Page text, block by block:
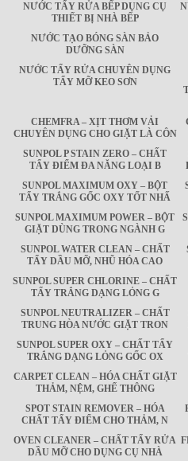
NƯỚC TẨY RỬA BẾP DỤNG CỤ
THIẾT BỊ NHÀ BẾP
NƯỚC TẠO BÓNG SÀN BẢO
DƯỠNG SÀN
NƯỚC TẨY RỬA CHUYÊN DỤNG
TẨY MỠ KEO SƠN
CHEMFRA – XỊT THƠM VẢI
CHUYÊN DỤNG CHO GIẶT LÀ CÔN
SUNPOL P STAIN ZERO – CHẤT
TẨY ĐIỂM ĐA NĂNG LOẠI B
SUNPOL MAXIMUM OXY – BỘT
TẨY TRẮNG GỐC OXY TỐT NHẤ
SUNPOL MAXIMUM POWER – BỘT
GIẶT DÙNG TRONG NGÀNH G
SUNPOL WATER CLEAN – CHẤT
TẨY DẦU MỠ, NHŨ HÓA CAO
SUNPOL SUPER CHLORINE – CHẤT
TẨY TRẮNG DẠNG LỎNG G
SUNPOL NEUTRALIZER – CHẤT
TRUNG HÒA NƯỚC GIẶT TRON
SUNPOL SUPER OXY – CHẤT TẨY
TRẮNG DẠNG LỎNG GỐC OX
CARPET CLEAN – HÓA CHẤT GIẶT
THẢM, NỆM, GHẾ THÔNG
SPOT STAIN REMOVER – HÓA
CHẤT TẨY ĐIỂM CHO THẢM, N
OVEN CLEANER – CHẤT TẨY RỬA
DẦU MỠ CHO DỤNG CỤ NHÀ